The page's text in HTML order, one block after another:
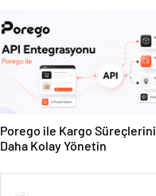
Porego ile Kargo
Daha Kolay Yönetin